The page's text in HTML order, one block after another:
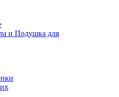
и Подушка для